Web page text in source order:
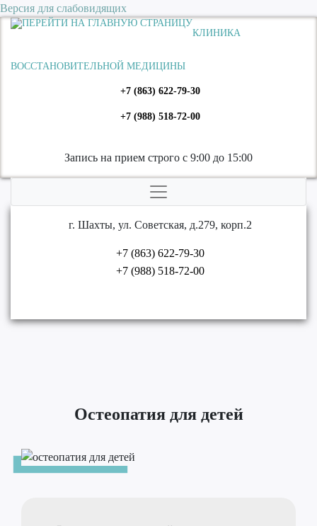
Версия для слабовидящих
КЛИНИКА
ВОССТАНОВИТЕЛЬНОЙ МЕДИЦИНЫ
+7 (863) 622-79-30
+7 (988) 518-72-00
Запись на прием строго с 9:00 до 15:00
г. Шахты, ул. Советская, д.279, корп.2
+7 (863) 622-79-30
+7 (988) 518-72-00
Остеопатия для детей